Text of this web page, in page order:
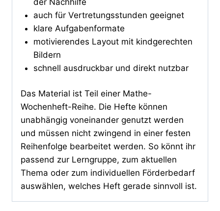
auch für Vertretungsstunden geeignet
klare Aufgabenformate
motivierendes Layout mit kindgerechten
Bildern
schnell ausdruckbar und direkt nutzbar
Das Material ist Teil einer Mathe-
Wochenheft-Reihe. Die Hefte können
unabhängig voneinander genutzt werden
und müssen nicht zwingend in einer festen
Reihenfolge bearbeitet werden. So könnt ihr
passend zur Lerngruppe, zum aktuellen
Thema oder zum individuellen Förderbedarf
auswählen, welches Heft gerade sinnvoll ist.